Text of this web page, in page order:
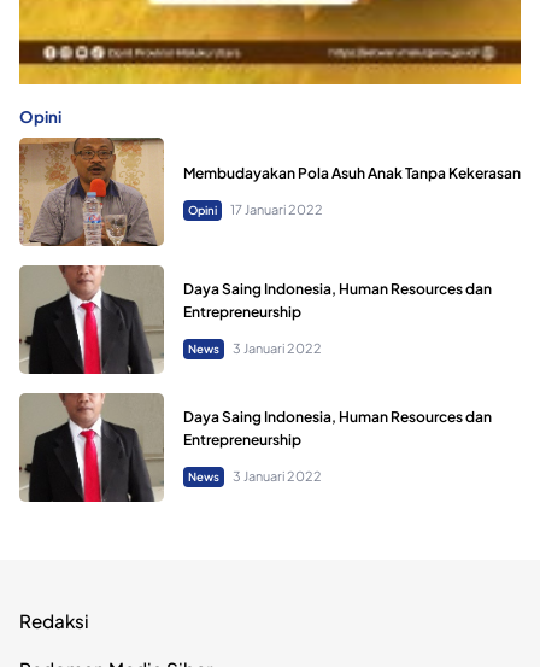
Opini
Membudayakan Pola Asuh Anak Tanpa Kekerasan
Opini 17 Januari 2022
Daya Saing Indonesia, Human Resources dan
Entrepreneurship
News 3 Januari 2022
Daya Saing Indonesia, Human Resources dan
Entrepreneurship
News 3 Januari 2022
Redaksi